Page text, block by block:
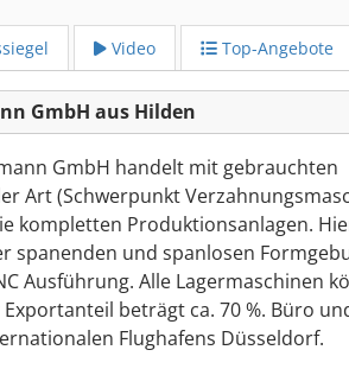
Video Top-Angebote
GmbH aus Hilden
GmbH handelt mit gebrauchten
Art (Schwerpunkt
kompletten Produktionsanlagen.
spanenden und spanlosen
Ausführung. Alle Lagermaschinen
beträgt ca. 70 %. Büro
Flughafens Düsseldorf.